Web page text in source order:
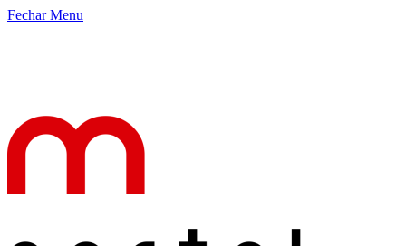
Fechar Menu